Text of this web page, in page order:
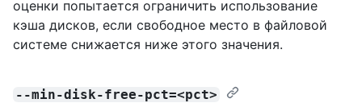
оценки попытается ограничить использование
кэша дисков, если свободное место в файловой
системе снижается ниже этого значения.
--min-disk-free-pct=<pct>